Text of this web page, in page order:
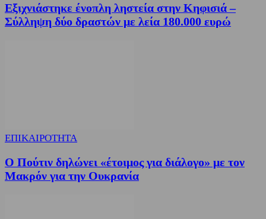
Εξιχνιάστηκε ένοπλη ληστεία στην Κηφισιά –
Σύλληψη δύο δραστών με λεία 180.000 ευρώ
ΕΠΙΚΑΙΡΟΤΗΤΑ
Ο Πούτιν δηλώνει «έτοιμος για διάλογο» με τον
Μακρόν για την Ουκρανία